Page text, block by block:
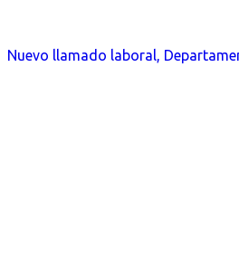
Nuevo llamado laboral,